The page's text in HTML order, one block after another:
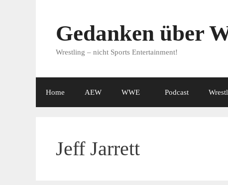
Gedanken über
Wrestling – nicht Sports Entertainment!
Home AEW WWE Podcast
Jeff Jarrett